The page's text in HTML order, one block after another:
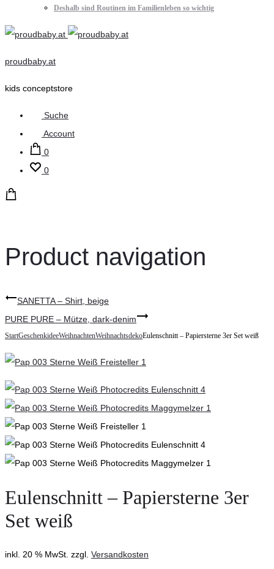
Deshalb sind Routinen im Familienleben so wichtig
proudbaby.at
kids conceptstore
Suche
Account
0
0
Product navigation
SANETTA – Shirt, beige
PURE PURE – Mütze, dark-denim
StartGeschenkideeWeihnachtenWeihnachtsdekoEulenschnitt – Papiersterne 3er Set weiß
Eulenschnitt – Papiersterne 3er
Set weiß
inkl. 20 % MwSt. zzgl. Versandkosten